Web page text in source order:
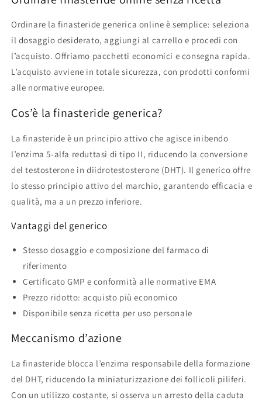
Ordinare la finasteride generica online è semplice: seleziona
il dosaggio desiderato, aggiungi al carrello e procedi con
l’acquisto. Offriamo pacchetti economici e consegna rapida.
L’acquisto avviene in totale sicurezza, con prodotti conformi
alle normative europee.
Cos’è la finasteride generica?
La finasteride è un principio attivo che agisce inibendo
l’enzima 5-alfa reduttasi di tipo II, riducendo la conversione
del testosterone in diidrotestosterone (DHT). Il generico offre
lo stesso principio attivo del marchio, garantendo efficacia e
qualità, ma a un prezzo inferiore.
Vantaggi del generico
Stesso dosaggio e composizione del farmaco di
riferimento
Certificato GMP e conformità alle normative EMA
Prezzo ridotto: acquisto più economico
Disponibile senza ricetta per uso personale
Meccanismo d’azione
La finasteride blocca l’enzima responsabile della formazione
del DHT, riducendo la miniaturizzazione dei follicoli piliferi.
Con un utilizzo costante, si osserva un arresto della caduta